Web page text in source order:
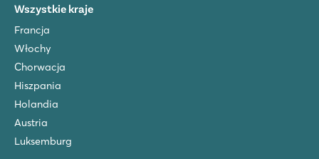
Wszystkie kraje
Francja
Włochy
Chorwacja
Hiszpania
Holandia
Austria
Luksemburg